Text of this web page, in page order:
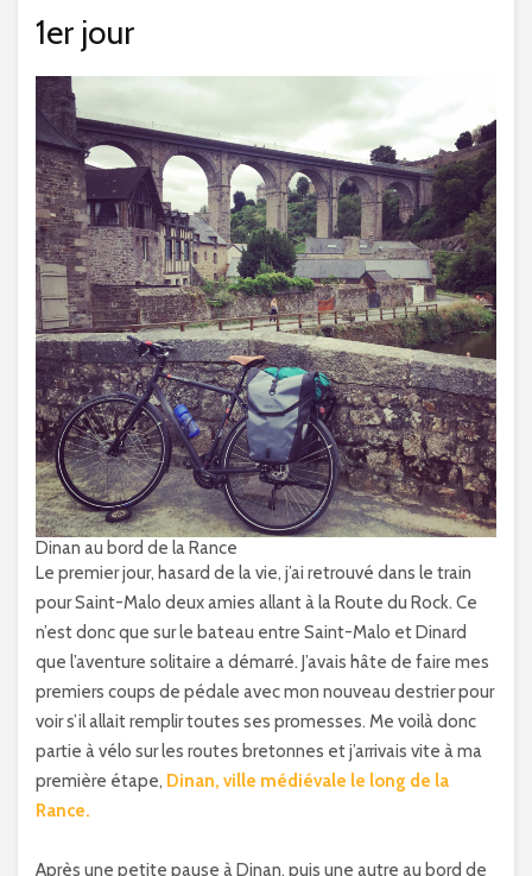
1er jour
Dinan au bord de la Rance
Le premier jour, hasard de la vie, j’ai retrouvé dans le train
pour Saint-Malo deux amies allant à la Route du Rock. Ce
n’est donc que sur le bateau entre Saint-Malo et Dinard
que l’aventure solitaire a démarré. J’avais hâte de faire mes
premiers coups de pédale avec mon nouveau destrier pour
voir s’il allait remplir toutes ses promesses. Me voilà donc
partie à vélo sur les routes bretonnes et j’arrivais vite à ma
première étape, Dinan, ville médiévale le long de la
Rance.
Après une petite pause à Dinan, puis une autre au bord de